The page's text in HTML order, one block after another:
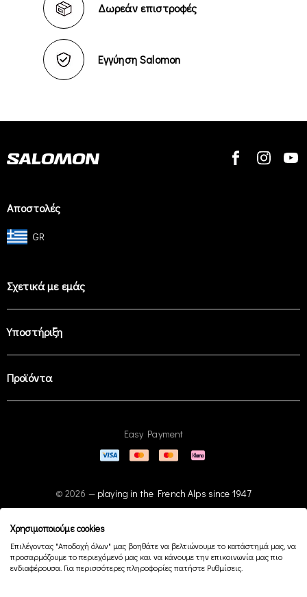
Δωρεάν επιστροφές
Εγγύηση Salomon
Αποστολές
GR
Σχετικά με εμάς
Υποστήριξη
Προϊόντα
Easy Payment
© 2026 — playing in the French Alps since 1947
Χρησιμοποιούμε cookies
Επιλέγοντας "Αποδοχή όλων" μας βοηθάτε να βελτιώνουμε το κατάστημά μας, να
προσαρμόζουμε το περιεχόμενό μας και να κάνουμε την επικοινωνία μας πιο
ενδιαφέρουσα. Για περισσότερες πληροφορίες πατήστε Ρυθμίσεις.